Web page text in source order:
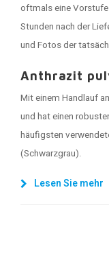
oftmals eine
Stunden nach der
und Fotos der
Anthrazit
Mit einem Handlauf
und hat einen
häufigsten
(Schwarzgrau).
Lesen Sie mehr